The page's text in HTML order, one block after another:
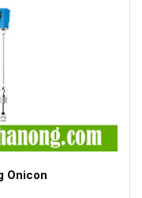
Onicon